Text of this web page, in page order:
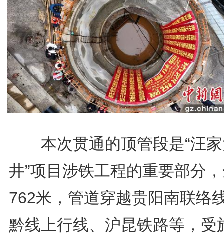
本次贯通的顶管段是“汪
井”项目涉铁工程的重要部分
762米，管道穿越贵阳南联络
黔线上行线、沪昆铁路等，受